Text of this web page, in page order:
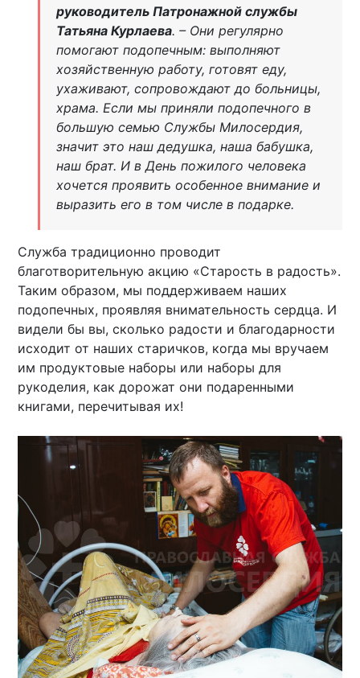
руководитель Патронажной службы
Татьяна Курлаева. – Они регулярно
помогают подопечным: выполняют
хозяйственную работу, готовят еду,
ухаживают, сопровождают до больницы,
храма. Если мы приняли подопечного в
большую семью Службы Милосердия,
значит это наш дедушка, наша бабушка,
наш брат. И в День пожилого человека
хочется проявить особенное внимание и
выразить его в том числе в подарке.
Служба традиционно проводит
благотворительную акцию «Старость в радость».
Таким образом, мы поддерживаем наших
подопечных, проявляя внимательность сердца. И
видели бы вы, сколько радости и благодарности
исходит от наших старичков, когда мы вручаем
им продуктовые наборы или наборы для
рукоделия, как дорожат они подаренными
книгами, перечитывая их!